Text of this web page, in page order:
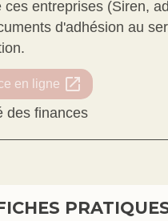
entreprises (Siren,
d'adhésion au
en ligne open_in_new
des finances